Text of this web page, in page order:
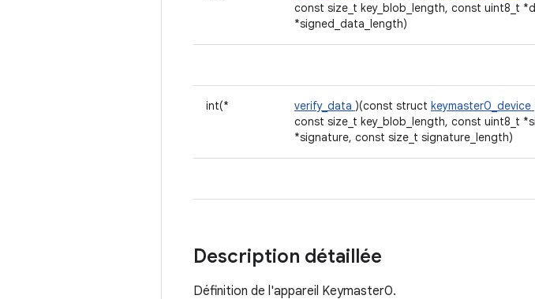
const size_t key_blob_length, const uint8_t
*signed_data_length)
int(* verify_data )(const struct keymaster0_device
const size_t key_blob_length, const uint8_t
*signature, const size_t signature_length)
Description détaillée
Définition de l'appareil Keymaster0.